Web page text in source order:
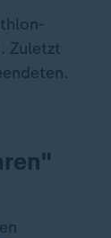
Zuletzt